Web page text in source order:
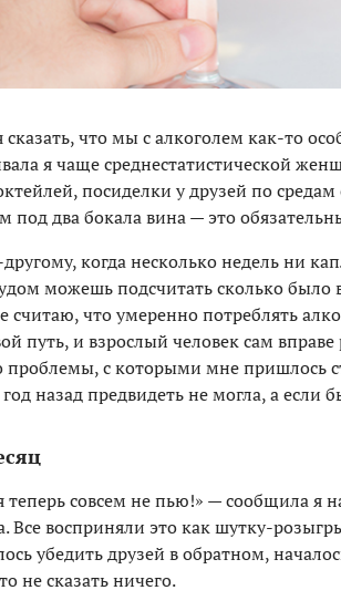
сказать, что мы с алкоголем как-то
я чаще среднестатистической
посиделки у друзей по
под два бокала вина — это
когда несколько недель ни
можешь подсчитать сколько было
считаю, что умеренно потреблять
путь, и взрослый человек сам
проблемы, с которыми мне пришлось
назад предвидеть не могла, а
теперь совсем не пью!» — сообщила
Все восприняли это как шутку-
убедить друзей в обратном,
не сказать ничего.